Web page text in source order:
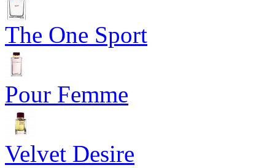
The One Sport
Pour Femme
Velvet Desire